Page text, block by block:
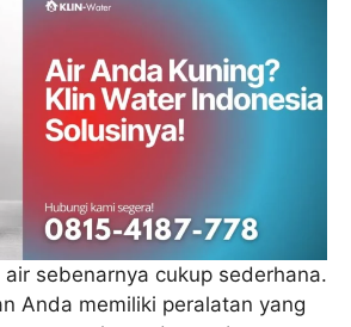
sebenarnya cukup sederhana.
Anda memiliki peralatan yang